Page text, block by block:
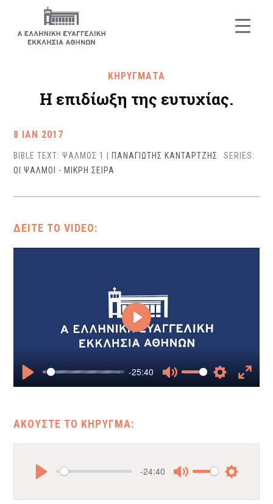
ΚΗΡΥΓΜΑΤΑ
Η επιδίωξη της ευτυχίας.
8 ΙΑΝ 2017
BIBLE TEXT: ΨΑΛΜΟΣ 1 ΠΑΝΑΓΙΩΤΗΣ ΚΑΝΤΑΡΤΖΗΣ
SERIES:
ΟΙ ΨΑΛΜΟΙ - ΜΙΚΡΗ ΣΕΙΡΑ
Play
-25:40
Mute
SettingsEnter
Play
-24:40